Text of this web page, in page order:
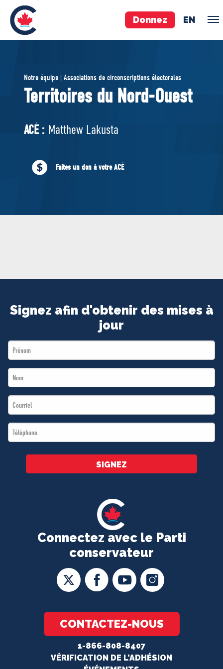
Donnez EN
ÉQUIPE
Pierre Poilievre
Vos députés conservateurs
Cabinet fantôme
Exécutif national
BOUTIQUE
Notre équipe | Associations de circonscriptions électorales
Territoires du Nord-Ouest
ACÉ : Matthew Lakusta
Faites un don à votre ACÉ
Connectez avec le Parti
conservateur
CONTACTEZ-NOUS
1-866-808-8407
VÉRIFICATION DE L'ADHÉSION
Signez afin d'obtenir des mises à
jour
First
Name
Last
Name
Email
*
Téléphone
*
SIGNEZ